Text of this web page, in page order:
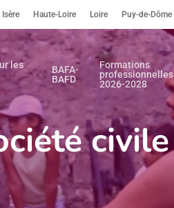
Isère Haute-Loire Loire Puy-de-Dôme
les
BAFA-
BAFD
Formations
professionnelles
2026-2028
civile